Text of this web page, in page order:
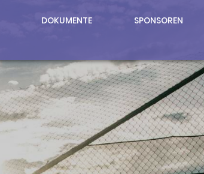
DOKUMENTE SPONSOREN